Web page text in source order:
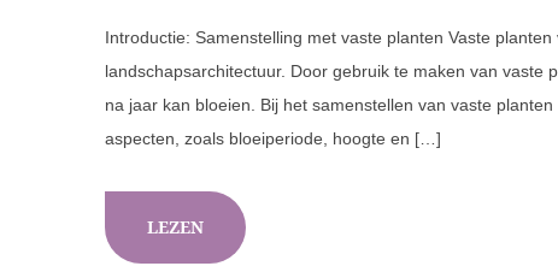
Introductie: Samenstelling met vaste planten Vaste
landschapsarchitectuur. Door gebruik te maken van
na jaar kan bloeien. Bij het samenstellen van vaste
aspecten, zoals bloeiperiode, hoogte en […]
LEZEN